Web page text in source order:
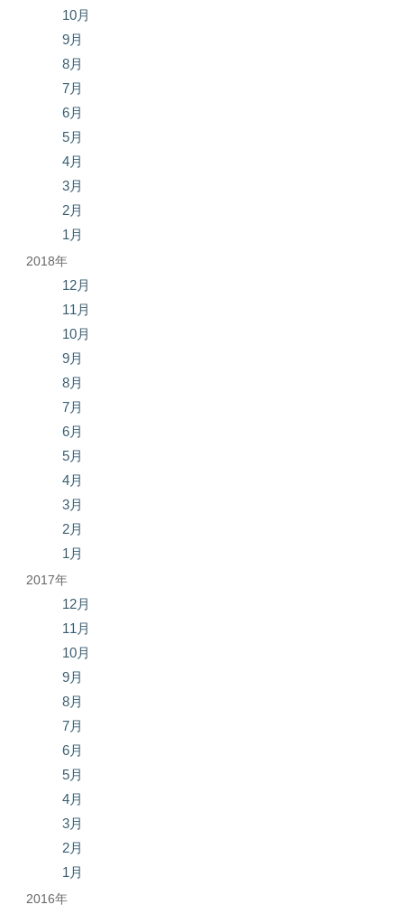
10月
9月
8月
7月
6月
5月
4月
3月
2月
1月
2018年
12月
11月
10月
9月
8月
7月
6月
5月
4月
3月
2月
1月
2017年
12月
11月
10月
9月
8月
7月
6月
5月
4月
3月
2月
1月
2016年